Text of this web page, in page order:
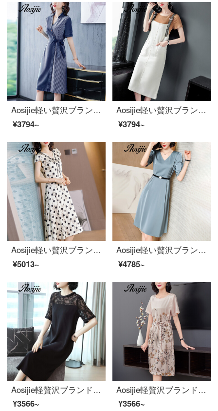
Aosijie軽い贅沢ブランドの婦人服は色のVネックのデニムのワンピースの女性2020夏の新型のファッションの優雅なチェーンのストライプのデニムのスカートA字のスカートを打って紺色のMを隠します。
¥3794~
Aosijie軽い贅沢ブランドの婦人服のサスペンダーワンピーススーツのスカート2020夏の新型韓国版はゆったりしていて、やせていて、年齢の中で長いスタイルのサスペンダーのスカートの2つのセットの米白Mを現します。
¥3794~
Aosijie軽い贅沢ブランドの婦人服のシルクの半袖Vネックのワンピース女性の夏の新型の重さのポンド桑蚕糸プリントのスカートは腰を収めて明らかにやせている中に長いタイプの空気を通すA字のスカートの米黄色のM
¥5013~
Aosijie軽い贅沢ブランドの婦人服Vネックのシルクのワンピース2020夏新型はウエストが細く見える5分袖の中に長いA字のスカートのファッション的な気質のサテンのスカートの銀色のXXLを収めます。
¥4785~
Aosijie軽贅沢ブランドの婦人服のシルクレースの透かしたワンピース2020春夏新型の中に長いブラックのフックの模様のもみくちゃの桑蚕糸の長いスカートの黒いL 115斤以内
¥3566~
Aosijie軽贅沢ブランドの女装重さはシルクのワンピース女性2020夏新型無地のカラーの丸首プリントの中の長目のカバーの肉が細く見える半袖のスカートの写真色は3 XLです。
¥3566~